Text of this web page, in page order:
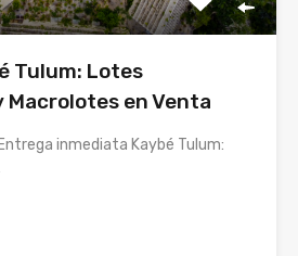
Tulum: Lotes
Macrolotes en Venta
inmediata Kaybé Tulum: